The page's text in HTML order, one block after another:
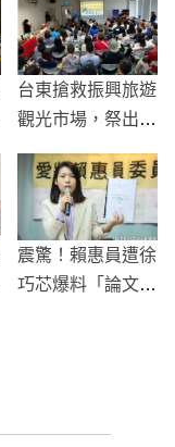
台東搶救振興旅遊
觀光市場，祭出多
震驚！賴惠員遭徐
巧芯爆料「論文抄